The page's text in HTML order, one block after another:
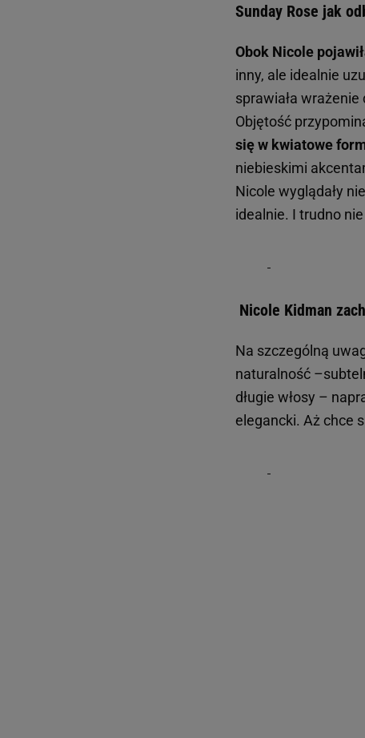
Sunday Rose jak
Obok Nicole
inny, ale idealnie
sprawiała
Objętość
się w kwiatowe
niebieskimi
Nicole wyglądały
idealnie. I trudno
Nicole Kidman
Na szczególną
naturalność
długie włosy –
elegancki. Aż chce